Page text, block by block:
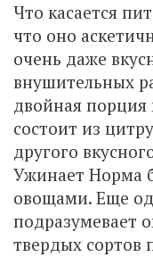
Что касается
что оно
очень даже
внушительных
двойная порция
состоит из
другого
Ужинает Норма
овощами. Еще
подразумевает
твердых